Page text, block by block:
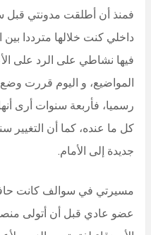
فمنذ أن أطلقت مدونتي قبل
داخلي كنت خلالها مترددا
فيها نشاطي على الرد على
المواضيع، و اليوم قررت وضع
رسميا، فأربعة سنوات أرى
كل ما عنده، كما أن التغيير
جديدة إلى الأمام.
مسيرتي في سوالف كانت
عضو عادي قبل أن أتولى